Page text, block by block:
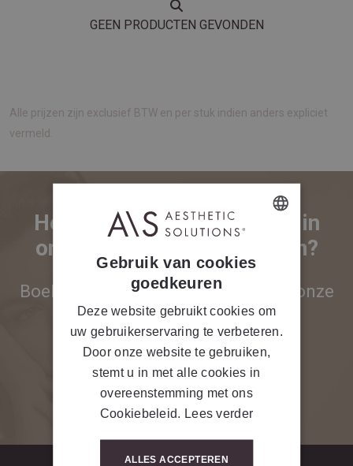
GEEN PRODUCTEN GEVONDEN
Alle prijzen zijn exclusief BTW en per stuk indien anders expliciet
vermeld.
Heb je vragen of interesse in
onze diensten of producten?
Boek vrijblijvend een afspraak met onze
beauty experts!
En we helpen je graag verder!
CONTACTEER ONS
FRENCH
Gebruik van cookies
goedkeuren
Deze website gebruikt cookies om
uw gebruikerservaring te verbeteren.
Door onze website te gebruiken,
stemt u in met alle cookies in
overeenstemming met ons
Cookiebeleid. Lees verder
ALLES ACCEPTEREN